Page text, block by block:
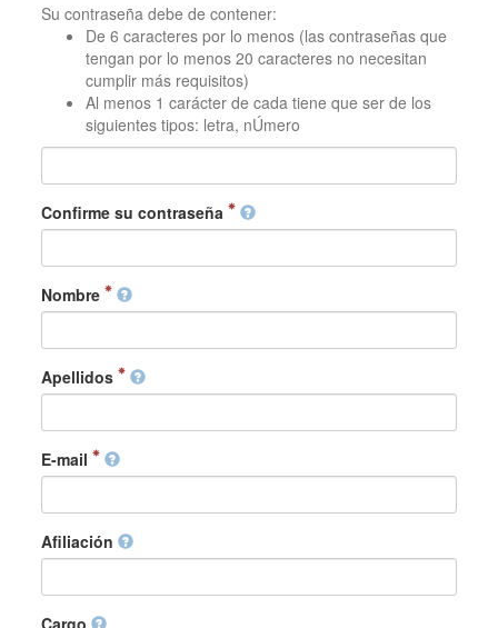
Su contraseña debe de contener:
De 6 caracteres por lo menos (las contraseñas que
tengan por lo menos 20 caracteres no necesitan
cumplir más requisitos)
Al menos 1 carácter de cada tiene que ser de los
siguientes tipos: letra, nÚmero
Confirme su contraseña
Nombre
Apellidos
E-mail
Afiliación
Cargo